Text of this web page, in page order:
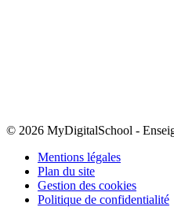
© 2026 MyDigitalSchool -
Mentions légales
Plan du site
Gestion des cookies
Politique de confidentialité